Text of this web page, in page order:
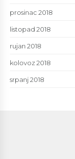
prosinac 2018
listopad 2018
rujan 2018
kolovoz 2018
srpanj 2018